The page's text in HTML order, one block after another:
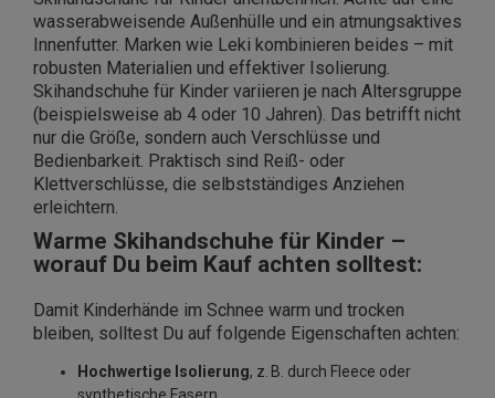
wasserabweisende Außenhülle und ein atmungsaktives
Innenfutter. Marken wie Leki kombinieren beides – mit
robusten Materialien und effektiver Isolierung.
Skihandschuhe für Kinder variieren je nach Altersgruppe
(beispielsweise ab 4 oder 10 Jahren). Das betrifft nicht
nur die Größe, sondern auch Verschlüsse und
Bedienbarkeit. Praktisch sind Reiß- oder
Klettverschlüsse, die selbstständiges Anziehen
erleichtern.
Warme Skihandschuhe für Kinder –
worauf Du beim Kauf achten solltest:
Damit Kinderhände im Schnee warm und trocken
bleiben, solltest Du auf folgende Eigenschaften achten:
Hochwertige Isolierung, z. B. durch Fleece oder